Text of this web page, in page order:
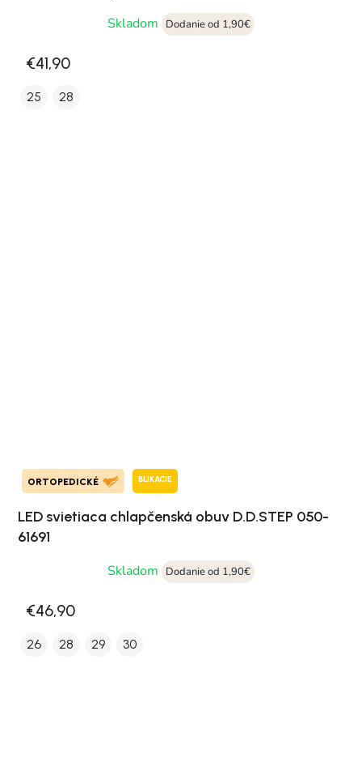
Skladom
Dodanie od 1,90€
€41,90
25 28
ORTOPEDICKÉ BLIKACIE
LED svietiaca chlapčenská obuv D.D.STEP 050-
61691
Skladom
Dodanie od 1,90€
€46,90
26 28 29 30